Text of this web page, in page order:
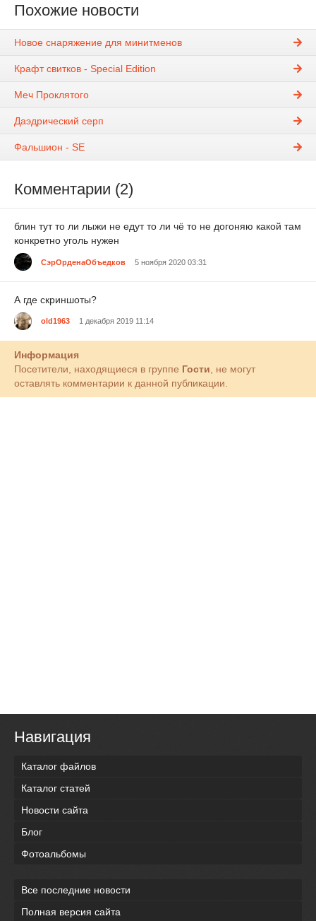
Похожие новости
Новое снаряжение для минитменов
Крафт свитков - Special Edition
Меч Проклятого
Даэдрический серп
Фальшион - SE
Комментарии (2)
блин тут то ли лыжи не едут то ли чё то не догоняю какой там
конкретно уголь нужен
СэрОрденаОбъедков 5 ноября 2020 03:31
А где скриншоты?
old1963 1 декабря 2019 11:14
Информация
Посетители, находящиеся в группе Гости , не могут
оставлять комментарии к данной публикации.
Навигация
Каталог файлов
Каталог статей
Новости сайта
Блог
Фотоальбомы
Все последние новости
Полная версия сайта